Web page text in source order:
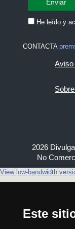
Este
He leído y
CONTACTA
Aviso
2026
No
View low-bandwidth